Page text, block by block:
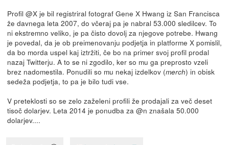
Profil @X je bil registriral fotograf Gene X Hwang iz San Francisca
že davnega leta 2007, do včeraj pa je nabral 53.000 sledilcev. To
ni ekstremno veliko, je pa čisto dovolj za njegove potrebe. Hwang
je povedal, da je ob preimenovanju podjetja in platforme X pomislil,
da bo morda uspel kaj iztržiti, če bo na primer svoj profil prodal
nazaj Twitterju. A to se ni zgodilo, ker so mu ga preprosto vzeli
brez nadomestila. Ponudili so mu nekaj izdelkov (merch) in obisk
sedeža podjetja, to pa je bilo tudi vse.
V preteklosti so se zelo zaželeni profili že prodajali za več deset
tisoč dolarjev. Leta 2014 je ponudba za @n znašala 50.000
dolarjev....